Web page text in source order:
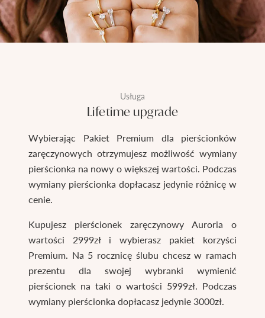
Usługa
Lifetime upgrade
Wybierając Pakiet Premium dla pierścionków
zaręczynowych otrzymujesz możliwość wymiany
pierścionka na nowy o większej wartości. Podczas
wymiany pierścionka dopłacasz jedynie różnicę w
cenie.
Kupujesz pierścionek zaręczynowy Auroria o
wartości 2999zł i wybierasz pakiet korzyści
Premium. Na 5 rocznicę ślubu chcesz w ramach
prezentu dla swojej wybranki wymienić
pierścionek na taki o wartości 5999zł. Podczas
wymiany pierścionka dopłacasz jedynie 3000zł.